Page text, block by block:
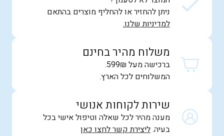
ניתן להחזיר או להחליף מוצרים בהתאם
למדיניות שלנו.
משלוח מהיר בחינם
ברכישה מעל 599₪.
המשלוחים לכל הארץ.
שירות לקוחות אנושי
מענה מהיר לכל שאלה וטיפול אישי בכל
בעיה.ליצירת קשר לחצו כאן